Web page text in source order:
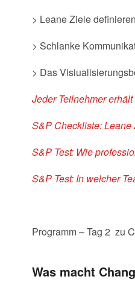
> Leane Ziele
> Schlanke
> Das
Jeder Teilnehmer
S&P Checkliste:
S&P Test: Wie
S&P Test: In welcher
Programm – Tag 2 zu
Was macht